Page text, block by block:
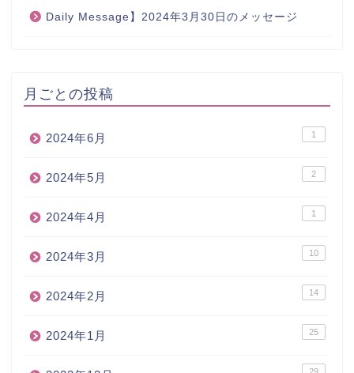
Daily Message】2024年3月30日のメッセージ
月ごとの投稿
2024年6月 1
2024年5月 2
2024年4月 1
2024年3月 10
2024年2月 14
2024年1月 25